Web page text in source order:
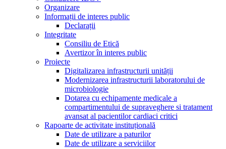
Organizare
Informații de interes public
Declarații
Integritate
Consiliu de Etică
Avertizor în interes public
Proiecte
Digitalizarea infrastructurii unității
Modernizarea infrastructurii laboratorului de
microbiologie
Dotarea cu echipamente medicale a
compartimentului de supraveghere si tratament
avansat al pacientilor cardiaci critici
Rapoarte de activitate instituțională
Date de utilizare a paturilor
Date de utilizare a serviciilor